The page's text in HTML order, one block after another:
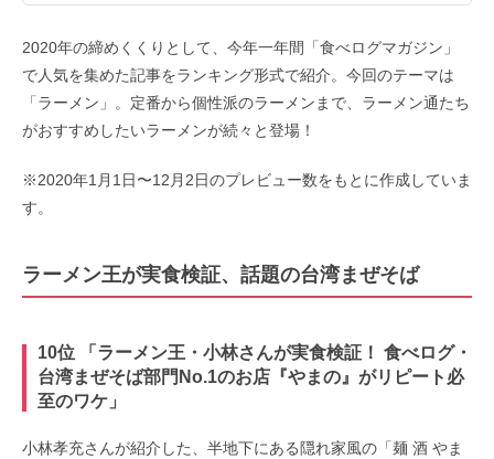
2020年の締めくくりとして、今年一年間「食べログマガジン」
で人気を集めた記事をランキング形式で紹介。今回のテーマは
「ラーメン」。定番から個性派のラーメンまで、ラーメン通たち
がおすすめしたいラーメンが続々と登場！
※2020年1月1日〜12月2日のプレビュー数をもとに作成していま
す。
ラーメン王が実食検証、話題の台湾まぜそば
10位 「ラーメン王・小林さんが実食検証！ 食べログ・
台湾まぜそば部門No.1のお店『やまの』がリピート必
至のワケ」
小林孝充さんが紹介した、半地下にある隠れ家風の「麺 酒 やま